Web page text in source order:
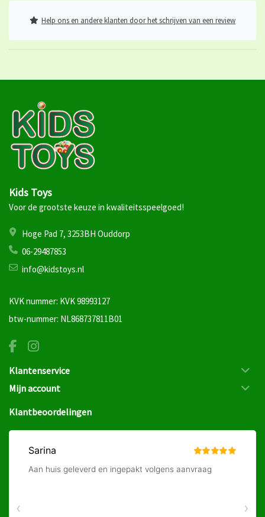
Help ons en andere klanten door het schrijven van een review
Kids Toys
Voor de grootste keuze in kwaliteitsspeelgoed!
Hoge Pad 7, 3253BH Ouddorp
06-29487853
info@kidstoys.nl
KVK nummer: KVK 98993127
btw-nummer: NL868737811B01
Klantenservice
Mijn account
Klantbeoordelingen